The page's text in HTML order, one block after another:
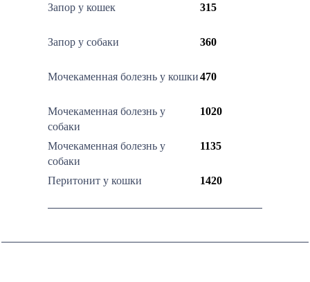
Запор у кошек 315
Запор у собаки 360
Мочекаменная болезнь у кошки470
Мочекаменная болезнь у
собаки
1020
Мочекаменная болезнь у
собаки
1135
Перитонит у кошки 1420